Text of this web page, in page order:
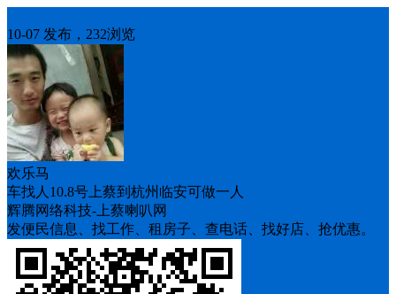
10-07 发布，232浏览
欢乐马
车找人10.8号上蔡到杭州临安可做一人
辉腾网络科技-上蔡喇叭网
发便民信息、找工作、租房子、查电话、找好店、抢优惠。